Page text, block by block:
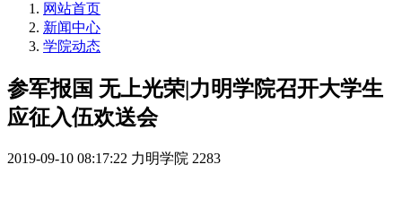
网站首页
新闻中心
学院动态
参军报国 无上光荣|力明学院召开大学生
应征入伍欢送会
2019-09-10 08:17:22 力明学院 2283